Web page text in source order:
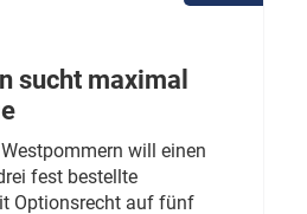
sucht maximal
will einen
fest bestellte
Optionsrecht auf fünf